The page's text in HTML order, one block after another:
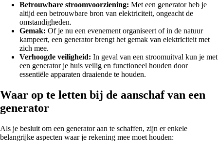
Betrouwbare stroomvoorziening: Met een generator heb je
altijd een betrouwbare bron van elektriciteit, ongeacht de
omstandigheden.
Gemak: Of je nu een evenement organiseert of in de natuur
kampeert, een generator brengt het gemak van elektriciteit met
zich mee.
Verhoogde veiligheid: In geval van een stroomuitval kun je met
een generator je huis veilig en functioneel houden door
essentiële apparaten draaiende te houden.
Waar op te letten bij de aanschaf van een
generator
Als je besluit om een generator aan te schaffen, zijn er enkele
belangrijke aspecten waar je rekening mee moet houden: